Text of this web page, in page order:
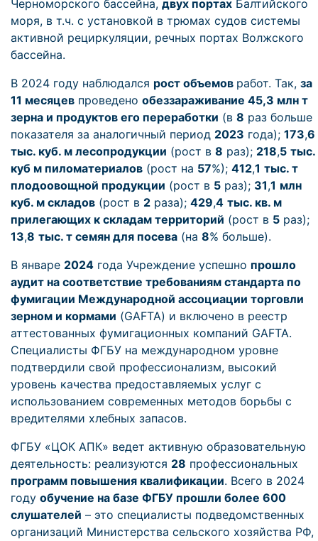
Черноморского бассейна, двух портах Балтийского
моря, в т.ч. с установкой в трюмах судов системы
активной рециркуляции, речных портах Волжского
бассейна.
В 2024 году наблюдался рост объемов работ. Так, за
11 месяцев проведено обеззараживание 45,3 млн т
зерна и продуктов его переработки (в 8 раз больше
показателя за аналогичный период 2023 года); 173,6
тыс. куб. м лесопродукции (рост в 8 раз); 218,5 тыс.
куб м пиломатериалов (рост на 57%); 412,1 тыс. т
плодоовощной продукции (рост в 5 раз); 31,1 млн
куб. м складов (рост в 2 раза); 429,4 тыс. кв. м
прилегающих к складам территорий (рост в 5 раз);
13,8 тыс. т семян для посева (на 8% больше).
В январе 2024 года Учреждение успешно прошло
аудит на соответствие требованиям стандарта по
фумигации Международной ассоциации торговли
зерном и кормами (GAFTA) и включено в реестр
аттестованных фумигационных компаний GAFTA.
Специалисты ФГБУ на международном уровне
подтвердили свой профессионализм, высокий
уровень качества предоставляемых услуг с
использованием современных методов борьбы с
вредителями хлебных запасов.
ФГБУ «ЦОК АПК» ведет активную образовательную
деятельность: реализуются 28 профессиональных
программ повышения квалификации. Всего в 2024
году обучение на базе ФГБУ прошли более 600
слушателей – это специалисты подведомственных
организаций Министерства сельского хозяйства РФ,